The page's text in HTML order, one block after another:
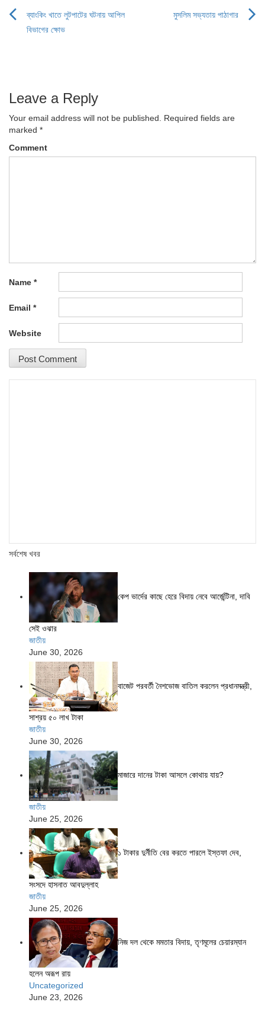
Post
ব্যাংকিং খাতে লুটপাটের ঘটনায় আপিল
বিভাগের ক্ষোভ
মুসলিম সভ্যতায় পাঠাগার
Leave a Reply
Your email address will not be published. Required fields are
marked *
Comment
Name *
Email *
Website
সর্বশেষ খবর
কেপ ভার্দের কাছে হেরে বিদায় নেবে আর্জেন্টিনা, দাবি
সেই ওঝার
জাতীয়
June 30, 2026
বাজেট পরবর্তী নৈশভোজ বাতিল করলেন প্রধানমন্ত্রী,
সাশ্রয় ৫০ লাখ টাকা
জাতীয়
June 30, 2026
মাজারে দানের টাকা আসলে কোথায় যায়?
জাতীয়
June 25, 2026
১ টাকার দুর্নীতি বের করতে পারলে ইস্তফা দেব,
সংসদে হাসনাত আবদুল্লাহ
জাতীয়
June 25, 2026
নিজ দল থেকে মমতার বিদায়, তৃণমূলের চেয়ারম্যান
হলেন অরূপ রায়
Uncategorized
June 23, 2026